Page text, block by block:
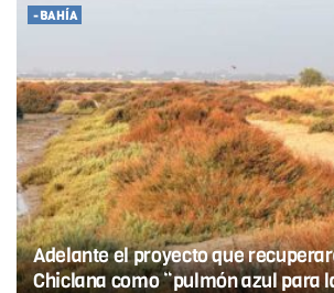
-BAHÍA
Adelante el proyecto que
Chiclana como “pulmón azul para